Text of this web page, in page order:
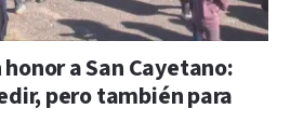
a San Cayetano:
pero también para